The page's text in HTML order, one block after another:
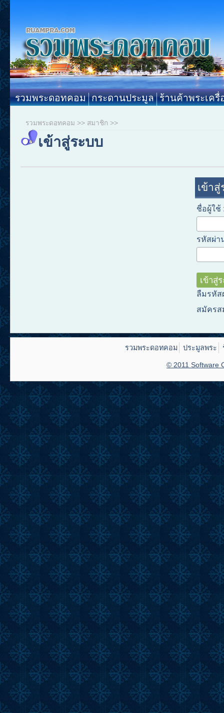
รวมพระดอทคอม กระดานประมูล ร้านค้าพระเครื่
รวมพระดอทคอม >> สมาชิก >>
เข้าสู่ระบบ
เข้าสู่
ชื่อผู้ใช้
รหัสผ่า
ลืมรหัส
สมัคร
รวมพระดอทคอม ประมูลพระ
© 2011 Software